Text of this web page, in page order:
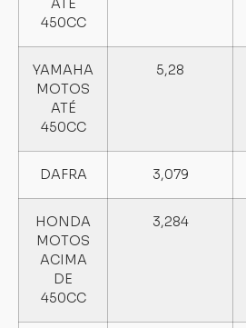
ATÉ
450CC
YAMAHA
MOTOS
ATÉ
450CC
5,28
DAFRA 3,079
HONDA
MOTOS
ACIMA
DE
450CC
3,284